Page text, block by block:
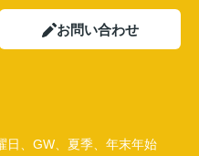
お問い合わせ
日、GW、夏季、年末年始